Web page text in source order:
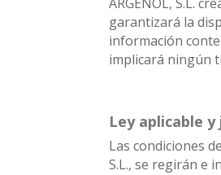
garantizará la
información
implicará ningún
Ley aplicable
Las condiciones
S.L., se regirán e